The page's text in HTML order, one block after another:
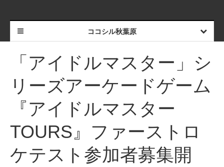
ココシル秋葉原
「アイドルマスター」シ
リーズアーケードゲーム
『アイドルマスター
TOURS』ファーストロ
ケテスト参加者募集開